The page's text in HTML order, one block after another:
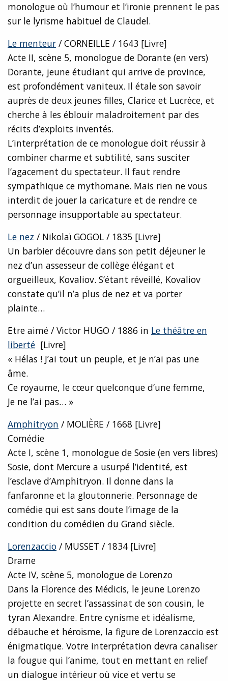
monologue où l’humour et l’ironie prennent le pas
sur le lyrisme habituel de Claudel.
Le menteur / CORNEILLE / 1643 [Livre]
Acte II, scène 5, monologue de Dorante (en vers)
Dorante, jeune étudiant qui arrive de province,
est profondément vaniteux. Il étale son savoir
auprès de deux jeunes filles, Clarice et Lucrèce, et
cherche à les éblouir maladroitement par des
récits d’exploits inventés.
L’interprétation de ce monologue doit réussir à
combiner charme et subtilité, sans susciter
l’agacement du spectateur. Il faut rendre
sympathique ce mythomane. Mais rien ne vous
interdit de jouer la caricature et de rendre ce
personnage insupportable au spectateur.
Le nez / Nikolaï GOGOL / 1835 [Livre]
Un barbier découvre dans son petit déjeuner le
nez d’un assesseur de collège élégant et
orgueilleux, Kovaliov. S’étant réveillé, Kovaliov
constate qu’il n’a plus de nez et va porter
plainte…
Etre aimé / Victor HUGO / 1886 in Le théâtre en
liberté [Livre]
« Hélas ! J’ai tout un peuple, et je n’ai pas une
âme.
Ce royaume, le cœur quelconque d’une femme,
Je ne l’ai pas… »
Amphitryon / MOLIÈRE / 1668 [Livre]
Comédie
Acte I, scène 1, monologue de Sosie (en vers libres)
Sosie, dont Mercure a usurpé l’identité, est
l’esclave d’Amphitryon. Il donne dans la
fanfaronne et la gloutonnerie. Personnage de
comédie qui est sans doute l’image de la
condition du comédien du Grand siècle.
Lorenzaccio / MUSSET / 1834 [Livre]
Drame
Acte IV, scène 5, monologue de Lorenzo
Dans la Florence des Médicis, le jeune Lorenzo
projette en secret l’assassinat de son cousin, le
tyran Alexandre. Entre cynisme et idéalisme,
débauche et héroïsme, la figure de Lorenzaccio est
énigmatique. Votre interprétation devra canaliser
la fougue qui l’anime, tout en mettant en relief
un dialogue intérieur où vice et vertu se